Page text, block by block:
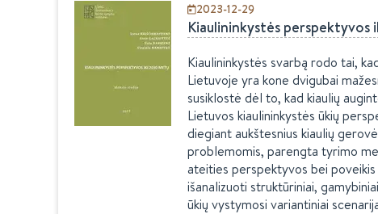
2023-12-29
Kiaulininkystės perspektyvos
Kiaulininkystės svarbą rodo tai,
Lietuvoje yra kone dvigubai
susiklostė dėl to, kad kiaulių
Lietuvos kiaulininkystės ūkių
diegiant aukštesnius kiaulių
problemomis, parengta tyrimo
ateities perspektyvos bei poveikis
išanalizuoti struktūriniai,
ūkių vystymosi variantiniai